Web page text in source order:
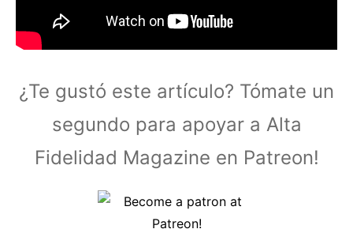
¿Te gustó este artículo? Tómate un
segundo para apoyar a Alta
Fidelidad Magazine en Patreon!